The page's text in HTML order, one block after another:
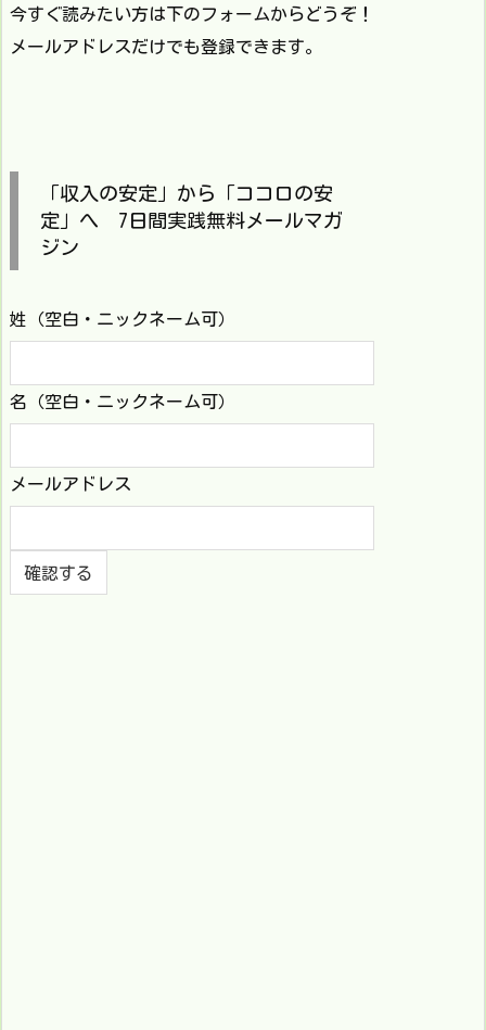
今すぐ読みたい方は下のフォームからどうぞ！
メールアドレスだけでも登録できます。
「収入の安定」から「ココロの安
定」へ 7日間実践無料メールマガ
ジン
姓（空白・ニックネーム可）
名（空白・ニックネーム可）
メールアドレス